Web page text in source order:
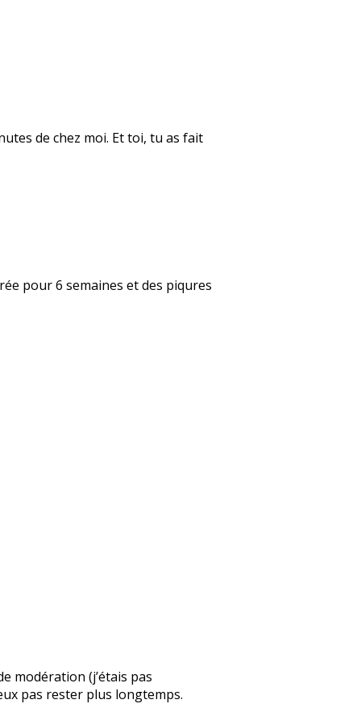
de chez moi. Et toi, tu as fait
pour 6 semaines et des piqures
modération (j’étais pas
pas rester plus longtemps.